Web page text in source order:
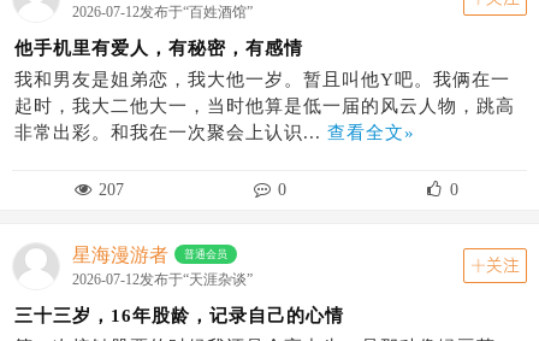
2026-07-12发布于“百姓酒馆”
他手机里有爱人，有秘密，有感情
我和男友是姐弟恋，我大他一岁。暂且叫他Y吧。我俩在一
起时，我大二他大一，当时他算是低一届的风云人物，跳高
非常出彩。和我在一次聚会上认识... 查看全文»
207 0 0
星海漫游者 普通会员
2026-07-12发布于“天涯杂谈”
关注
三十三岁，16年股龄，记录自己的心情